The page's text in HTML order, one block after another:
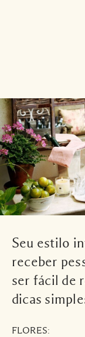
Seu estilo
receber
ser fácil de
dicas
FLORES: